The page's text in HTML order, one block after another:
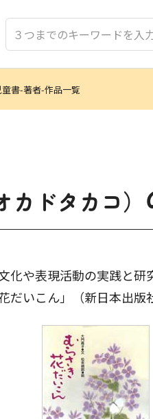
童書-著者-作品一覧
カドタカコ）
化や表現活動の実践と
だいこん」（新日本出版